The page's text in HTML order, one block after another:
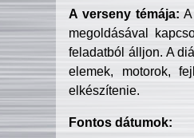
A verseny témája:
megoldásával
feladatból álljon. A
elemek, motorok,
elkészítenie.
Fontos dátumok: